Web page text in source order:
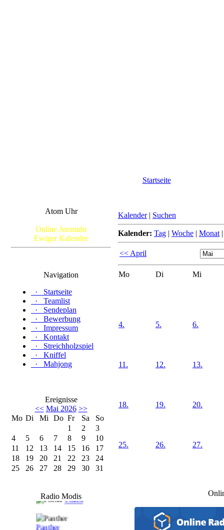
Startseite
Atom Uhr
Online Atomuhr
Ewiger Kalender
Navigation
·
Startseite
·
Teamlist
·
Sendeplan
·
Bewerbung
·
Impressum
·
Kontakt
·
Streichholzspiel
·
Kniffel
·
Mahjong
Ereignisse
<< Mai 2026 >>
Mo Di Mi Do Fr Sa
So
1
2
3
4
5 6 7 8 9
10
11
12 13 14 15 16
17
18
19 20 21 22 23
24
25
26 27 28 29 30 31
Radio Modis
Frank
Panther
Kalender | Suchen
Kalender: Tag | Woche | Monat
<< April
Mo Di Mi
4. 5. 6.
11. 12. 13.
18. 19. 20.
25. 26. 27.